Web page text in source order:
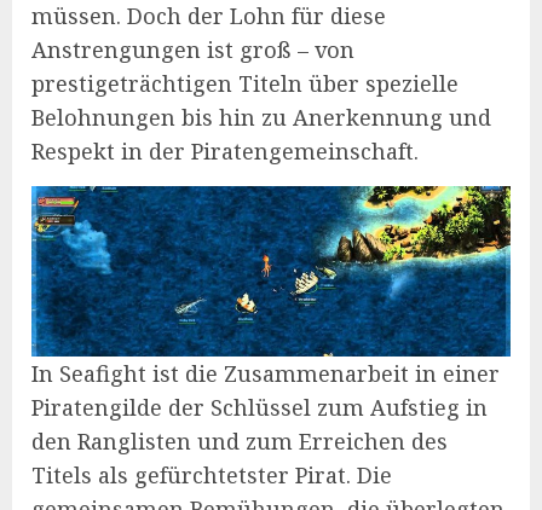
müssen. Doch der Lohn für diese
Anstrengungen ist groß – von
prestigeträchtigen Titeln über spezielle
Belohnungen bis hin zu Anerkennung und
Respekt in der Piratengemeinschaft.
In Seafight ist die Zusammenarbeit in einer
Piratengilde der Schlüssel zum Aufstieg in
den Ranglisten und zum Erreichen des
Titels als gefürchtetster Pirat. Die